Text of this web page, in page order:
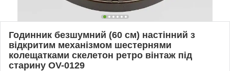
Годинник безшумний (60 см) настінний з
відкритим механізмом шестернями
колещатками скелетон ретро вінтаж під
старину OV-0129